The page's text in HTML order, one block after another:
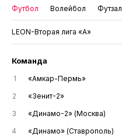
Футбол Волейбол Футзал
LEON-Вторая лига «А»
Команда
1 «Амкар-Пермь»
2
«Зенит-2»
3
«Динамо-2» (Москва)
4
«Динамо» (Ставрополь)